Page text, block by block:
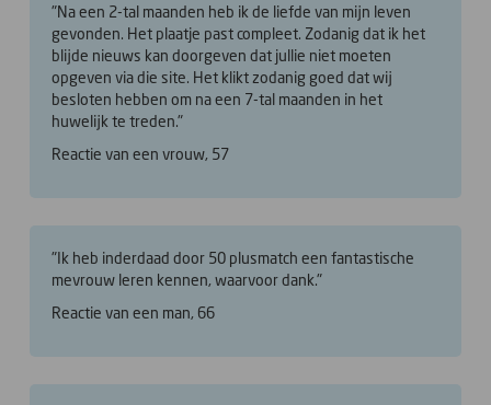
"Na een 2-tal maanden heb ik de liefde van mijn leven
gevonden. Het plaatje past compleet. Zodanig dat ik het
blijde nieuws kan doorgeven dat jullie niet moeten
opgeven via die site. Het klikt zodanig goed dat wij
besloten hebben om na een 7-tal maanden in het
huwelijk te treden."
Reactie van een vrouw, 57
"Ik heb inderdaad door 50 plusmatch een fantastische
mevrouw leren kennen, waarvoor dank."
Reactie van een man, 66